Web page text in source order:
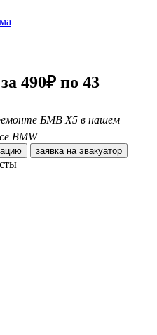
490₽ по 43
БМВ Х5 в нашем
BMW
заявка на эвакуатор